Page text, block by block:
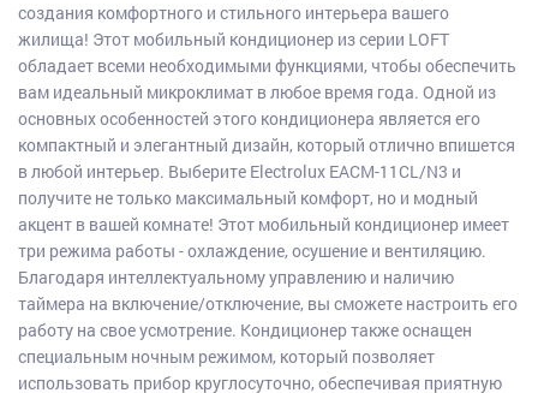
создания комфортного и стильного интерьера вашего
жилища! Этот мобильный кондиционер из серии LOFT
обладает всеми необходимыми функциями, чтобы обеспечить
вам идеальный микроклимат в любое время года. Одной из
основных особенностей этого кондиционера является его
компактный и элегантный дизайн, который отлично впишется
в любой интерьер. Выберите Electrolux EACM-11CL/N3 и
получите не только максимальный комфорт, но и модный
акцент в вашей комнате! Этот мобильный кондиционер имеет
три режима работы - охлаждение, осушение и вентиляцию.
Благодаря интеллектуальному управлению и наличию
таймера на включение/отключение, вы сможете настроить его
работу на свое усмотрение. Кондиционер также оснащен
специальным ночным режимом, который позволяет
использовать прибор круглосуточно, обеспечивая приятную